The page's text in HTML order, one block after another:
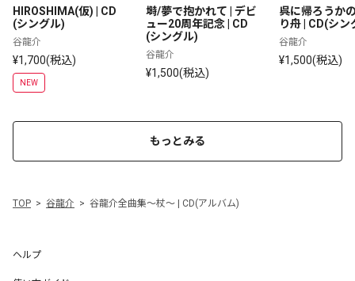
HIROSHIMA(仮) | CD
(シングル)
谷龍介
¥1,700(税込)
NEW
塒/夢で抱かれて | デビ
ュー20周年記念 | CD
(シングル)
谷龍介
¥1,500(税込)
呉に帰ろうか
り舟 | CD(シン
谷龍介
¥1,500(税込)
もっとみる
TOP 谷龍介 谷龍介全曲集～杖～ | CD(アルバム)
ヘルプ